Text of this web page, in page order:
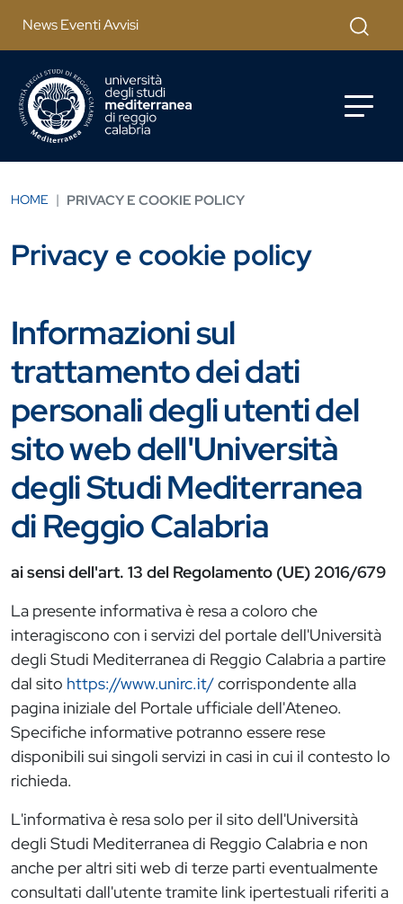
News Eventi Avvisi Cerca
HOME PRIVACY E COOKIE POLICY
Privacy e cookie policy
Informazioni sul
trattamento dei dati
personali degli utenti del
sito web dell'Università
degli Studi Mediterranea
di Reggio Calabria
ai sensi dell'art. 13 del Regolamento (UE) 2016/679
La presente informativa è resa a coloro che
interagiscono con i servizi del portale dell'Università
degli Studi Mediterranea di Reggio Calabria a partire
dal sito https://www.unirc.it/corrispondente alla
pagina iniziale del Portale ufficiale dell'Ateneo.
Specifiche informative potranno essere rese
disponibili sui singoli servizi in casi in cui il contesto lo
richieda.
L'informativa è resa solo per il sito dell'Università
degli Studi Mediterranea di Reggio Calabria e non
anche per altri siti web di terze parti eventualmente
consultati dall'utente tramite link ipertestuali riferiti a